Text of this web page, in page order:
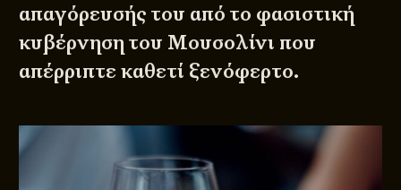
απαγόρευσής του από το φασιστική
κυβέρνηση του Μουσολίνι που
απέρριπτε καθετί ξενόφερτο.